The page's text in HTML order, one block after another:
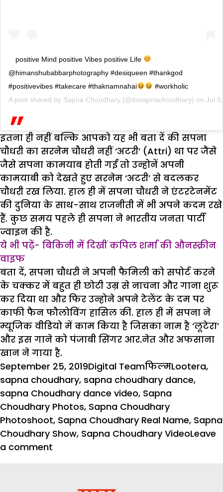
positive Mind positive Vibes positive Life
@himanshubabbarphotography #desiqueen #thankgod
#positivevibes #takecare #thaknamnahai
#workholic
A post shared by Sapna Choudhary (@itssapnachoudhary) on Jul
इतना ही नहीं बल्कि आपको यह भी बता दें की सपना
चौधरी का सरनेम चौधरी नहीं ‘अटरी’ (Attri) था पर जैसे
जैसे सपना कामयाब होती गईं तो उन्होनें अपनी
कामयाबी को देखते हुए सरनेम ‘अटरी’ से बदलकर
चौधरी रख लिया. हाल ही में सपना चौधरी ने एंटरटेनमेंट
की दुनिया के साथ-साथ राजनीती में भी अपने कदम रखे
हैं. कुछ समय पहले ही सपना ने भारतीय जनता पार्टी
ज्वाइन की है.
ये भी पढ़ें- बिकिनी में दिखीं कपिल शर्मा की औनस्क्रीन
वाइफ
बता दें, सपना चौधरी ने अपनी फैमिली को सपोर्ट करने
के चक्कर में बहुत ही छोटी उम्र से नाचना और गाना शुरू
कर दिया था और फिर उन्होने अपने टेलेंट के दम पर
काफी फैन फौलोविंग हासिल की. हाल ही में सपना ने
म्यूजिक वीडियो में काम किया है जिसका नाम है ‘लूटेरा’
और इस गाने को पंजाबी सिंगर आर.नेत और अफसाना
खान ने गाया है.
Posted
on
September 25, 2019Author
Digital TeamCategories
फिल्मTags
Lootera,
sapna choudhary, sapna choudhary dance,
sapna Choudhary dance video, Sapna
Choudhary Photos, Sapna Choudhary
Photoshoot, Sapna Choudhary Real Name, Sapna
Choudhary Show, Sapna Choudhary VideoLeave
a comment